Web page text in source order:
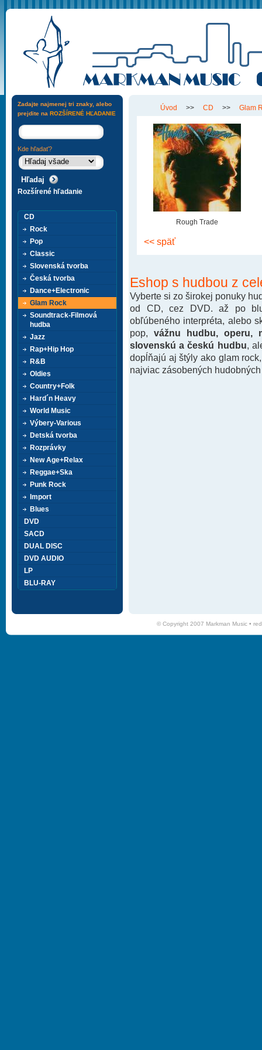
Úvod >> CD >> Glam
Rough Trade
<< späť
Eshop s hudbou z
Vyberte si zo širokej ponuky
od CD, cez DVD. až po
obľúbeného interpréta, alebo
pop, vážnu hudbu, operu,
slovenskú a českú hudbu ,
dopĺňajú aj štýly ako glam
najviac zásobených
Zadajte najmenej tri znaky, alebo
prejdite na ROZŠÍRENÉ HĽADANIE
Kde hľadať?
Rozšírené hľadanie
CD
Rock
Pop
Classic
Slovenská tvorba
Česká tvorba
Dance+Electronic
Glam Rock
Soundtrack-Filmová
hudba
Jazz
Rap+Hip Hop
R&B
Oldies
Country+Folk
Hard´n Heavy
World Music
Výbery-Various
Detská tvorba
Rozprávky
New Age+Relax
Reggae+Ska
Punk Rock
Import
Blues
DVD
SACD
DUAL DISC
DVD AUDIO
LP
BLU-RAY
© Copyright 2007 Markman Music •